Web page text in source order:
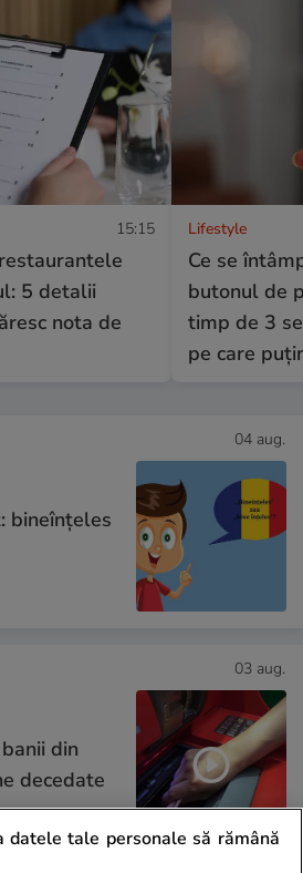
15:15
5 detalii
nota de
Lifestyle
Ce se
butonul de
timp de 3
pe care
04 aug.
bineînțeles
03 aug.
din
decedate
datele tale personale să rămână